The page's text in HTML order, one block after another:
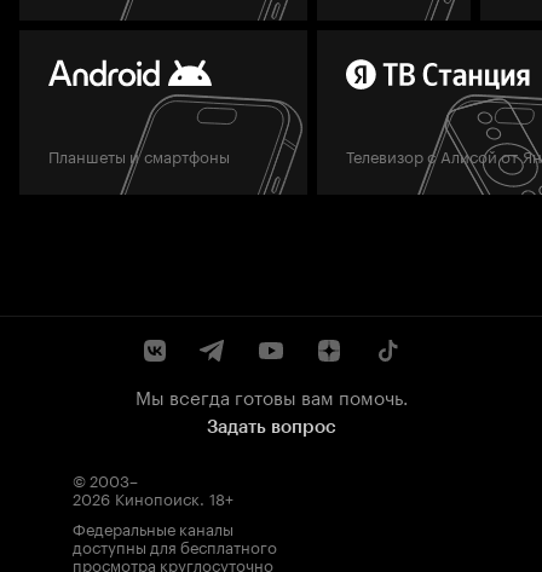
Планшеты и смартфоны Телевизор с Алисой от
Мы всегда готовы вам помочь.
Задать вопрос
© 2003–
2026 Кинопоиск. 18+
Федеральные каналы
доступны для бесплатного
просмотра круглосуточно